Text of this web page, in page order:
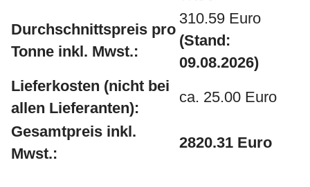
Durchschnittspreis pro
Tonne inkl. Mwst.:
310.59 Euro
(Stand:
09.08.2026)
Lieferkosten (nicht bei
allen Lieferanten):
ca. 25.00 Euro
Gesamtpreis inkl.
Mwst.:
2820.31 Euro